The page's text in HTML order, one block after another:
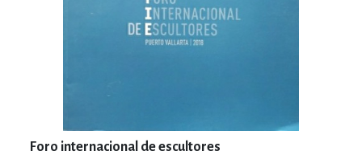
Foro internacional de escultores